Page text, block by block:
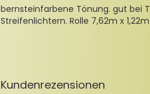
bernsteinfarbene Tönung. gut bei
Streifenlichtern. Rolle 7,62m x 1,22m
Kundenrezensionen